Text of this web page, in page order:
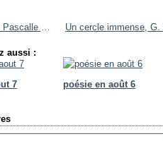
Touché, de Pascalle Monnier
aussi :
7 poésie en août 6